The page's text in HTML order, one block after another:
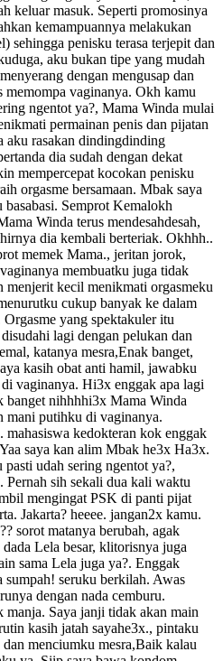
keluar masuk. Seperti promosinya
kemampuannya melakukan
sehingga penisku terasa terjepit dan
aku bukan tipe yang mudah
dengan mengusap dan
vaginanya. Okh kamu
ngentot ya?, Mama Winda mulai
permainan penis dan pijatan
aku rasakan dindingdinding
dia sudah dengan dekat
mempercepat kocokan penisku
orgasme bersamaan. Mbak saya
Semprot Kemalokh
Winda terus mendesahdesah,
dia kembali berteriak. Okhhh..
memek Mama., jeritan jorok,
membuatku juga tidak
menjerit kecil menikmati orgasmeku
cukup banyak ke dalam
yang spektakuler itu
lagi dengan pelukan dan
katanya mesra,Enak banget,
kasih obat anti hamil, jawabku
vaginanya. Hi3x enggak apa lagi
banget nihhhhi3x Mama Winda
mani putihku di vaginanya.
kedokteran kok enggak
saya kan alim Mbak he3x Ha3x.
udah sering ngentot ya?,
Pernah sih sekali dua kali waktu
mengingat PSK di panti pijat
Jakarta? heeee. jangan2x kamu.
sorot matanya berubah, agak
Lela besar, klitorisnya juga
sama Lela juga ya?. Enggak
seruku berkilah. Awas
dengan nada cemburu.
manja. Saya janji tidak akan main
kasih jatah sayahe3x., pintaku
menciumku mesra,Baik kalau